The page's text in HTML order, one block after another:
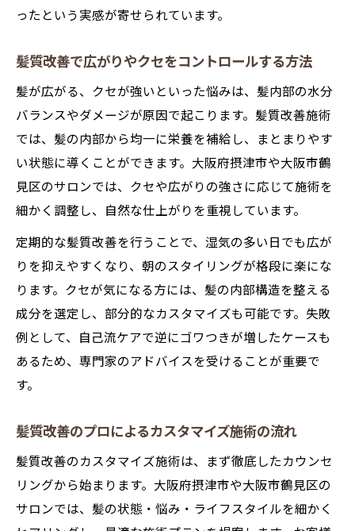
自宅でも美髪が続く習慣づくりのコツ
髪質改善を長持ちさせるホームケアの秘訣
髪質改善サロンの効果を維持する毎日の工
夫
髪質改善を成功させる生活習慣の見直し法
髪質改善の成果を高めるお手入れポイント
大阪府摂津市大阪市鶴見区で叶える艶やかヘア
髪質改善カスタマイズ施術が選ばれる理由
髪質改善を実感できるプロの施術事例紹介
髪質改善の持続力を高める地域密着サロン
イルへ
ったという実感が寄せられています。
髪質改善で広がりやクセをコントロールする方法
髪が広がる、クセが強いといった悩みは、髪内部の水分
バランスやダメージが原因で起こります。髪質改善施術
では、髪の内部から均一に栄養を補給し、まとまりやす
い状態に導くことができます。大阪府摂津市や大阪市鶴
見区のサロンでは、クセや広がりの強さに応じて施術を
細かく調整し、自然な仕上がりを重視しています。
定期的な髪質改善を行うことで、湿気の多い日でも広が
りを抑えやすくなり、朝のスタイリングが格段に楽にな
ります。クセが気になる方には、髪の内部構造を整える
成分を選定し、部分的なカスタマイズも可能です。失敗
例として、自己流ケアで逆にゴワつきが増したケースも
あるため、専門家のアドバイスを受けることが重要で
す。
髪質改善のプロによるカスタマイズ施術の流れ
髪質改善のカスタマイズ施術は、まず徹底したカウンセ
リングから始まります。大阪府摂津市や大阪市鶴見区の
サロンでは、髪の状態・悩み・ライフスタイルを細かく